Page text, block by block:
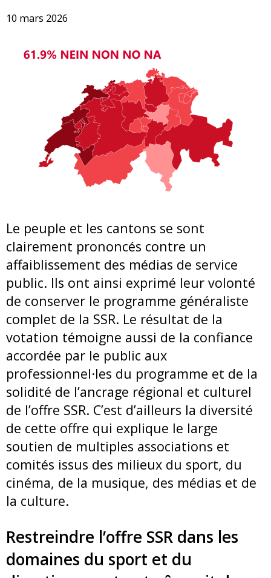
10 mars 2026
Le peuple et les cantons se sont
clairement prononcés contre un
affaiblissement des médias de service
public. Ils ont ainsi exprimé leur volonté
de conserver le programme généraliste
complet de la SSR. Le résultat de la
votation témoigne aussi de la confiance
accordée par le public aux
professionnel·les du programme et de la
solidité de l’ancrage régional et culturel
de l’offre SSR. C’est d’ailleurs la diversité
de cette offre qui explique le large
soutien de multiples associations et
comités issus des milieux du sport, du
cinéma, de la musique, des médias et de
la culture.
Restreindre l’offre SSR dans les
domaines du sport et du